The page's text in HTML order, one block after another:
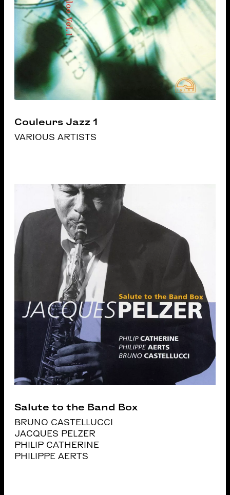
Couleurs Jazz 1
VARIOUS ARTISTS
Salute to the Band Box
BRUNO CASTELLUCCI
JACQUES PELZER
PHILIP CATHERINE
PHILIPPE AERTS